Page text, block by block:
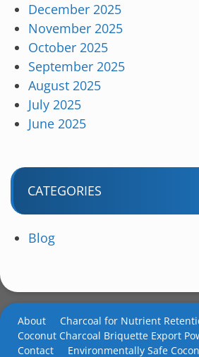
December 2025
November 2025
October 2025
September 2025
August 2025
July 2025
June 2025
CATEGORIES
Blog
About
Charcoal for Nutrient
Coconut Charcoal Briquette Export
Contact
Environmentally Safe